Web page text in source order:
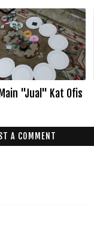
"Jual" Kat Ofis
A COMMENT